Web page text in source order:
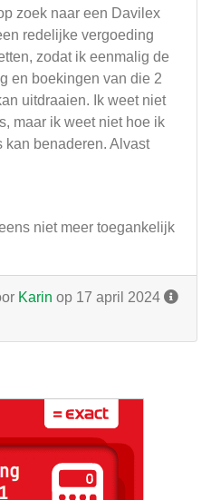
zoek naar een Davilex
redelijke vergoeding
zodat ik eenmalig de
en boekingen van die 2
uitdraaien. Ik weet niet
maar ik weet niet hoe ik
benaderen. Alvast
niet meer toegankelijk
Karin op 17 april 2024